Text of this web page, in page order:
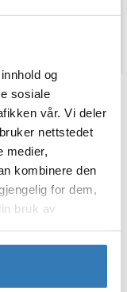
og
sosiale
vår. Vi deler
nettstedet
medier,
kombinere den
for dem,
bruk av
event eller
på nett og i våre